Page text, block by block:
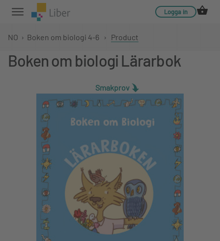
Logga in
NO › Boken om biologi 4-6 › Product
Boken om biologi Lärarbok
Smakprov